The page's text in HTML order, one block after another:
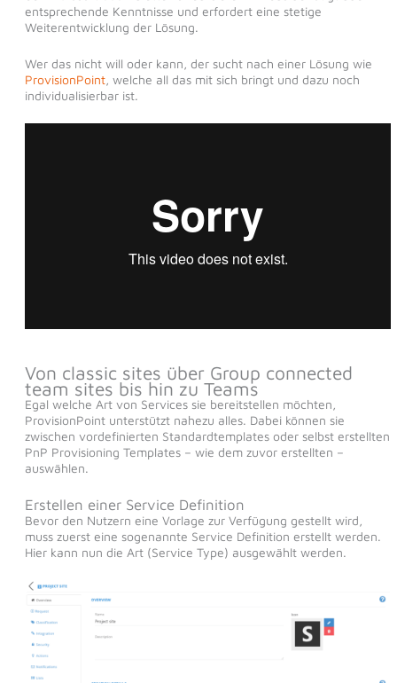
entsprechende Kenntnisse und erfordert eine stetige
Weiterentwicklung der Lösung.
Wer das nicht will oder kann, der sucht nach einer Lösung wie
ProvisionPoint, welche all das mit sich bringt und dazu noch
individualisierbar ist.
Von classic sites über Group connected
team sites bis hin zu Teams
Egal welche Art von Services sie bereitstellen möchten,
ProvisionPoint unterstützt nahezu alles. Dabei können sie
zwischen vordefinierten Standardtemplates oder selbst erstellten
PnP Provisioning Templates – wie dem zuvor erstellten –
auswählen.
Erstellen einer Service Definition
Bevor den Nutzern eine Vorlage zur Verfügung gestellt wird,
muss zuerst eine sogenannte Service Definition erstellt werden.
Hier kann nun die Art (Service Type) ausgewählt werden.